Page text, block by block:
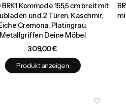
BRK1 Kommode 155,5 cm breit mit
und 2 Türen, Kaschmir,
Cremona, Platingrau,
Metallgriffen Deine Möbel
Preis
309,00 €
Produkt anzeigen